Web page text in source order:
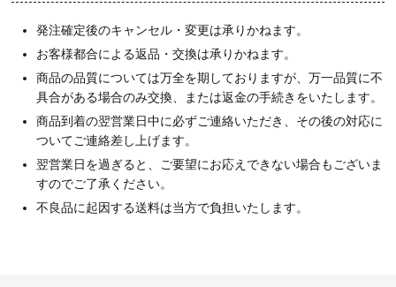
発注確定後のキャンセル・変更は承りかねます。
お客様都合による返品・交換は承りかねます。
商品の品質については万全を期しておりますが、万一品質に不
具合がある場合のみ交換、または返金の手続きをいたします。
商品到着の翌営業日中に必ずご連絡いただき、その後の対応に
ついてご連絡差し上げます。
翌営業日を過ぎると、ご要望にお応えできない場合もございま
すのでご了承ください。
不良品に起因する送料は当方で負担いたします。